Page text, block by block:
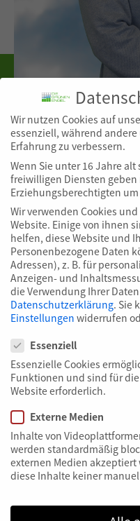
Du bist hier: Home
Schreiben
Rufen Sie
+49 (0) 911
Verbinden
DIE GRÜNEN
Recycling-
Wir nutzen Cookies auf
essenziell, während
Erfahrung zu verbessern.
Wenn Sie unter 16 Jahre
freiwilligen Diensten geben
Erziehungsberechtigten
Wir verwenden Cookies
Website. Einige von ihnen
helfen, diese Website und
Personenbezogene Daten
Adressen), z. B. für
Anzeigen- und
die Verwendung Ihrer
Datenschutzerklärung. Sie
Einstellungen widerrufen
Essenziell
Essenzielle Cookies
Funktionen und sind für
Website erforderlich.
Externe Medien
Inhalte von
werden standardmäßig
externen Medien
diese Inhalte keiner